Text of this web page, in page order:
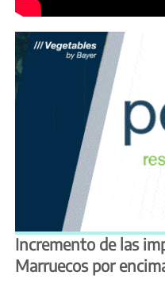
Incremento de las
Marruecos por